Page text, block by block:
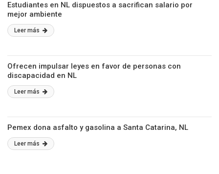
Estudiantes en NL dispuestos a sacrifican salario por
mejor ambiente
Leer más
Ofrecen impulsar leyes en favor de personas con
discapacidad en NL
Leer más
Pemex dona asfalto y gasolina a Santa Catarina, NL
Leer más